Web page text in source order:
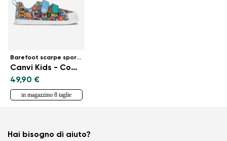
Barefoot scarpe sportive bambini
Canvi Kids - Comics Color
49,90 €
in magazzino 8 taglie
Hai bisogno di aiuto?